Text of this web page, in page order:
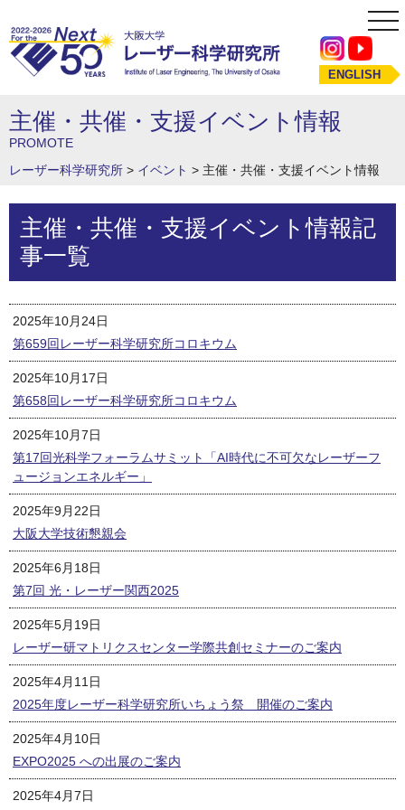
ENGLISH
主催・共催・支援イベント情報
PROMOTE
レーザー科学研究所 > イベント > 主催・共催・支援イベント情報
主催・共催・支援イベント情報記
事一覧
2025年10月24日
第659回レーザー科学研究所コロキウム
2025年10月17日
第658回レーザー科学研究所コロキウム
2025年10月7日
第17回光科学フォーラムサミット「AI時代に不可欠なレーザーフ
ュージョンエネルギー」
2025年9月22日
大阪大学技術懇親会
2025年6月18日
第7回 光・レーザー関西2025
2025年5月19日
レーザー研マトリクスセンター学際共創セミナーのご案内
2025年4月11日
2025年度レーザー科学研究所いちょう祭 開催のご案内
2025年4月10日
EXPO2025 への出展のご案内
2025年4月7日